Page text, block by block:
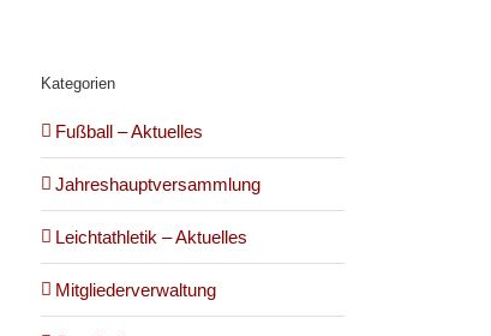
Kategorien
Fußball – Aktuelles
Jahreshauptversammlung
Leichtathletik – Aktuelles
Mitgliederverwaltung